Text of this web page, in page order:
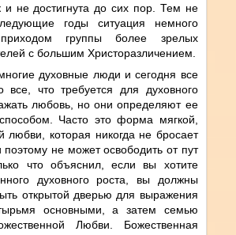
и не достигнута до сих пор. Тем не
годы ситуация немного
приходом группы более зрелых
с большим Христоразличением.
духовные люди и сегодня все
все, что требуется для духовного
любовь, но они определяют ее
Часто это форма мягкой,
любви, которая никогда не бросает
поэтому не может освободить от пут
что объяснил, если вы хотите
духовного роста, вы должны
открытой дверью для выражения
основными, а затем семью
Любви. Божественная